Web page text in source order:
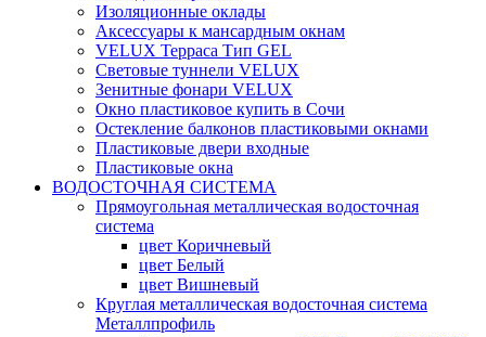
Изоляционные оклады
Аксессуары к мансардным окнам
VELUX Терраса Тип GEL
Световые туннели VELUX
Зенитные фонари VELUX
Окно пластиковое купить в Сочи
Остекление балконов пластиковыми окнами
Пластиковые двери входные
Пластиковые окна
ВОДОСТОЧНАЯ СИСТЕМА
Прямоугольная металлическая водосточная
система
цвет Коричневый
цвет Белый
цвет Вишневый
Круглая металлическая водосточная система
Металлпрофиль